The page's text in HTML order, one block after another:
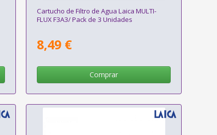
Cartucho de Filtro de Agua Laica MULTI-
FLUX F3A3/ Pack de 3 Unidades
8,49 €
Comprar